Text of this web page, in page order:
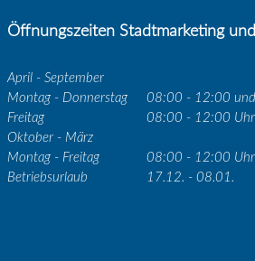
Öffnungszeiten Stadtmarketing
April - September
Montag - Donnerstag
08:00 - 12:00
Freitag
08:00 - 12:00 Uhr
Oktober - März
Montag - Freitag
08:00 - 12:00 Uhr
Betriebsurlaub
17.12. - 08.01.